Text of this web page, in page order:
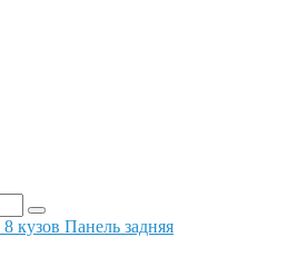
кузов Панель задняя